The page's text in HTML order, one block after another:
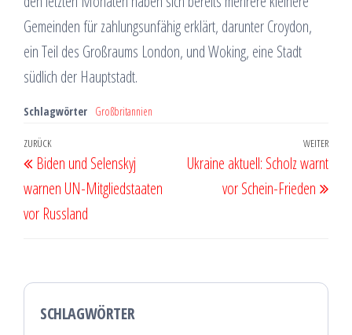
Gemeinden für zahlungsunfähig erklärt, darunter Croydon,
ein Teil des Großraums London, und Woking, eine Stadt
südlich der Hauptstadt.
Schlagwörter Großbritannien
Beitragsnavigation
Vorheriger
Beitrag
ZURÜCK
Biden und Selenskyj
warnen UN-Mitgliedstaaten
vor Russland
WEITER
Ukraine aktuell: Scholz warnt
vor Schein-Frieden
SCHLAGWÖRTER